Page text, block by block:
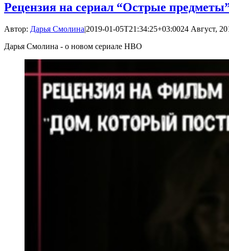
Рецензия на сериал “Острые
Автор: Дарья Смолина|2019-01-05T21:34:25+03:0024 Август,
Дарья Смолина - о новом сериале HBO